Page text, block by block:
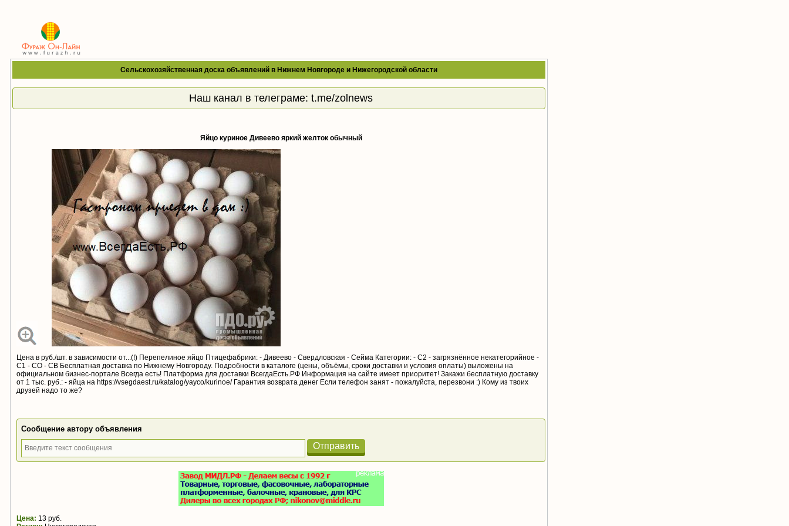
Сельскохозяйственная доска объявлений в Нижнем Новгороде и Нижегородской области
Наш канал в телеграме: t.me/zolnews
Яйцо куриное Дивеево яркий желток обычный
Цена в руб./шт. в зависимости от...(!) Перепелиное яйцо Птицефабрики: - Дивеево - Свердловская - Сейма Категории: - С2 - загрязнённое некатегорийное -
С1 - СО - СВ Бесплатная доставка по Нижнему Новгороду. Подробности в каталоге (цены, объёмы, сроки доставки и условия оплаты) выложены на
официальном бизнес-портале Всегда есть! Платформа для доставки ВсегдаЕсть.РФ Информация на сайте имеет приоритет! Закажи бесплатную доставку
от 1 тыс. руб.: - яйца на https://vsegdaest.ru/katalog/yayco/kurinoe/ Гарантия возврата денег Если телефон занят - пожалуйста, перезвони :) Кому из твоих
друзей надо то же?
Сообщение автору объявления
Отправить
Цена: 13 руб.